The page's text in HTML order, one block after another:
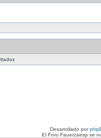
Desarrollado por
El Foro Fauerzaesp se